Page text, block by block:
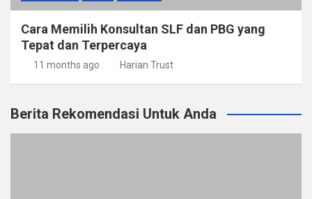
Cara Memilih Konsultan SLF dan PBG yang
Tepat dan Terpercaya
11 months ago Harian Trust
Berita Rekomendasi Untuk Anda